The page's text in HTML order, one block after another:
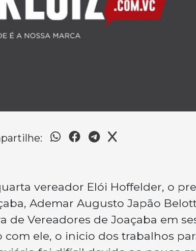
vereador Elói Hoffelder, o
Ademar Augusto Japão
de Vereadores de Joaçaba em
com ele, o inicio dos trabalhos